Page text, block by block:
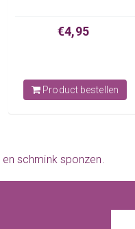
€4,95
Product bestellen
enschmink sponzen.